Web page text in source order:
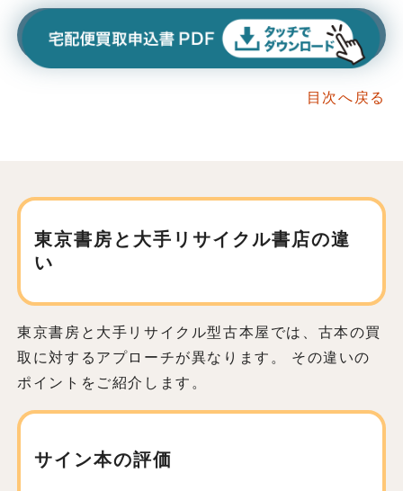
目次へ戻る
東京書房と大手リサイクル書店の違
い
東京書房と大手リサイクル型古本屋では、古本の買
取に対するアプローチが異なります。 その違いの
ポイントをご紹介します。
サイン本の評価